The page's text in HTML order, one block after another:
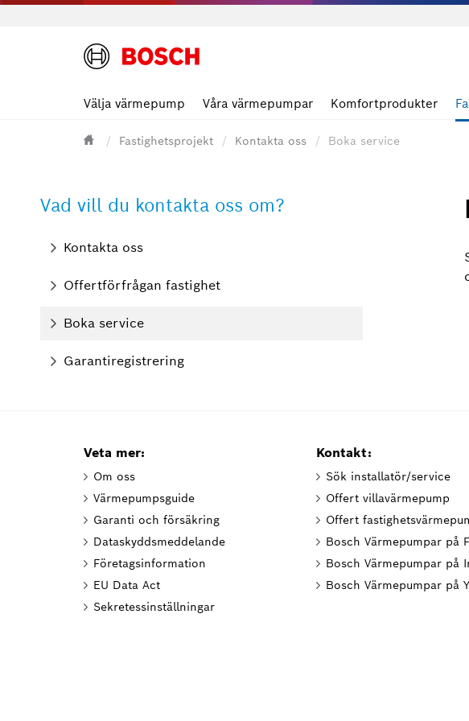
Välja värmepump Våra värmepumpar Komfortprodukter
Fastighetsprojekt Kontakta oss Boka service
Vad vill du kontakta oss om?
Kontakta oss
Offertförfrågan fastighet
Boka service
Garantiregistrering
Veta mer:
Om oss
Värmepumpsguide
Garanti och försäkring
Dataskyddsmeddelande
Företagsinformation
EU Data Act
Sekretessinställningar
Kontakt:
Sök installatör/service
Offert villavärmepump
Offert
Bosch Värmepumpar på
Bosch Värmepumpar på
Bosch Värmepumpar på